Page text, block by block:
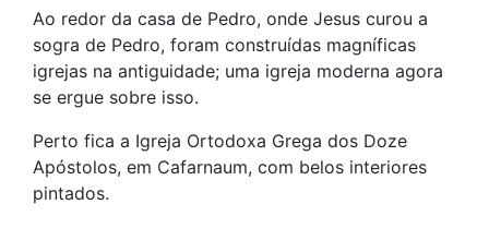
Ao redor da casa de Pedro, onde Jesus curou a
sogra de Pedro, foram construídas magníficas
igrejas na antiguidade; uma igreja moderna agora
se ergue sobre isso.
Perto fica a Igreja Ortodoxa Grega dos Doze
Apóstolos, em Cafarnaum, com belos interiores
pintados.